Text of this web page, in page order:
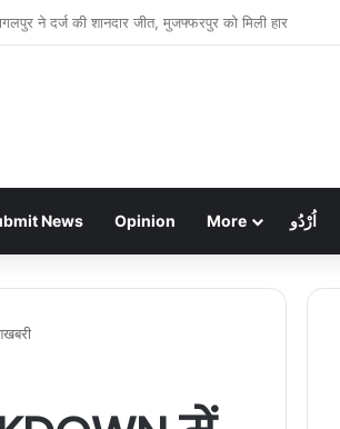
पर पिस्टल तानकर चेन लूटी, हवा में फायरिंग कर फरार
News Opinion More اُرْدُو